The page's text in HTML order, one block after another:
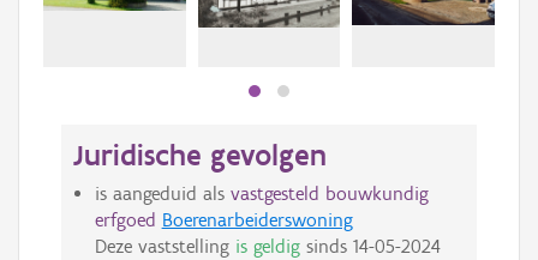
Juridische gevolgen
is aangeduid als vastgesteld bouwkundig
erfgoed Boerenarbeiderswoning
Deze vaststelling is geldigsinds 14-05-2024